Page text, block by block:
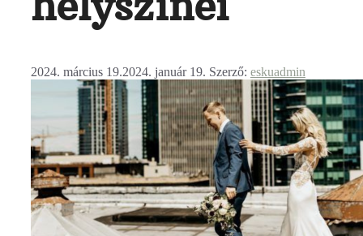
2024. március 19.2024. január 19. Szerző: eskuadmin